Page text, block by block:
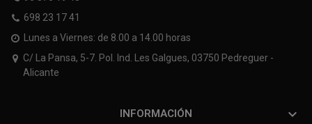
698 23 17 41
Lunes a Viernes: de 8.00 a 14.00 horas
C/ La Pansa, 5-7. Pol. Ind. Les Galgues, 03750 Pedreguer -
Alicante
INFORMACIÓN 